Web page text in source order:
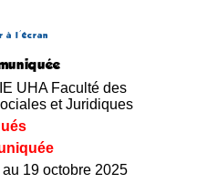
à l'écran
UHA Faculté des
et Juridiques
19 octobre 2025